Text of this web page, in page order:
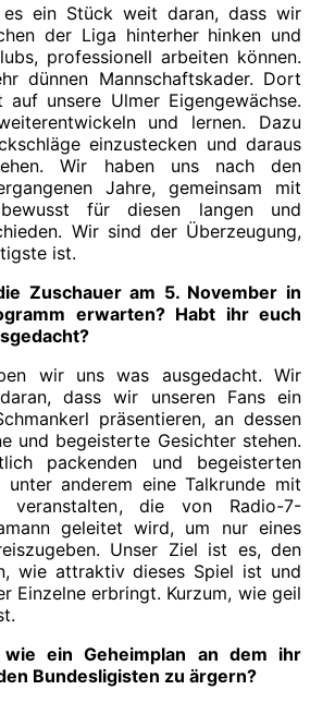
ein Stück weit daran, dass wir
der Liga hinterher hinken und
professionell arbeiten können.
dünnen Mannschaftskader. Dort
unsere Ulmer Eigengewächse.
und lernen. Dazu
einzustecken und daraus
Wir haben uns nach den
Jahre, gemeinsam mit
für diesen langen und
Wir sind der Überzeugung,
ist.
Zuschauer am 5. November in
erwarten? Habt ihr euch
wir uns was ausgedacht. Wir
dass wir unseren Fans ein
präsentieren, an dessen
und begeisterte Gesichter stehen.
packenden und begeisterten
unter anderem eine Talkrunde mit
veranstalten, die von Radio-7-
geleitet wird, um nur eines
Unser Ziel ist es, den
wie attraktiv dieses Spiel ist und
Einzelne erbringt. Kurzum, wie geil
ein Geheimplan an dem ihr
Bundesligisten zu ärgern?